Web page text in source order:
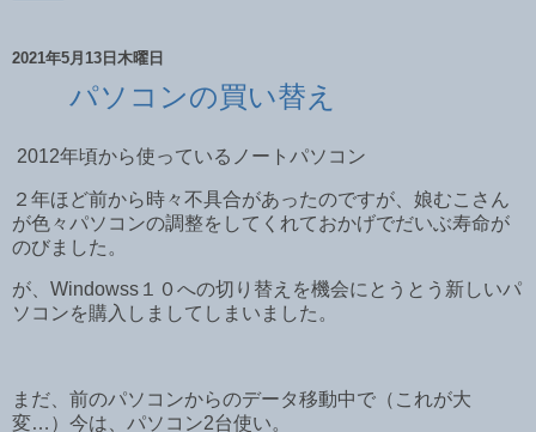
2021年5月13日木曜日
パソコンの買い替え
2012年頃から使っているノートパソコン
２年ほど前から時々不具合があったのですが、娘むこさん
が色々パソコンの調整をしてくれておかげでだいぶ寿命が
のびました。
が、Windowss１０への切り替えを機会にとうとう新しいパ
ソコンを購入しましてしまいました。
まだ、前のパソコンからのデータ移動中で（これが大
変…）今は、パソコン2台使い。